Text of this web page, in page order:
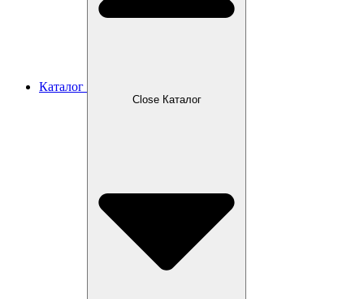
Каталог
Close Каталог